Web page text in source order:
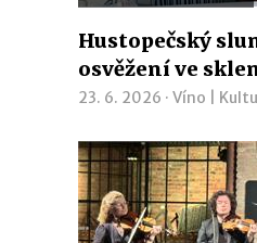
Hustopečský
osvěžení ve
23. 6. 2026 · Víno